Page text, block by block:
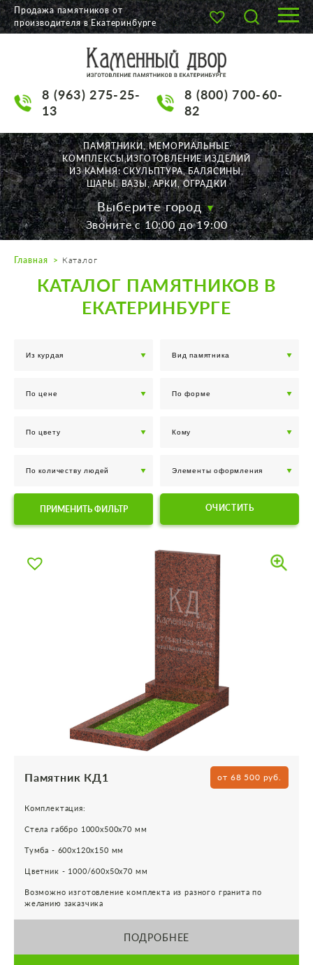
О КОМПАНИИ
НАШИ РАБОТЫ
АКЦИИ
ДОСТАВКА
КОНТАКТЫ
K2532513@yandex.ru
Пн. — Пт. с 10:00 до 19:00
Воскресенье по договор.
Продажа памятников от
производителя в Екатеринбурге
8 (963) 275-25-
13
8 (800) 700-60-
82
ПАМЯТНИКИ, МЕМОРИАЛЬНЫЕ
КОМПЛЕКСЫ,ИЗГОТОВЛЕНИЕ ИЗДЕЛИЙ
ИЗ КАМНЯ: СКУЛЬПТУРА, БАЛЯСИНЫ,
ШАРЫ, ВАЗЫ, АРКИ, ОГРАДКИ
Выберите город
Звоните с 10:00 до 19:00
Главная Каталог
КАТАЛОГ ПАМЯТНИКОВ В
ЕКАТЕРИНБУРГЕ
ПРИМЕНИТЬ ФИЛЬТР ОЧИСТИТЬ
Памятник КД1 от 68 500 руб.
Комплектация:
Стела габбро 1000х500х70 мм
Тумба - 600х120х150 мм
Цветник - 1000/600х50х70 мм
Возможно изготовление комплекта из разного гранита по
желанию заказчика
ПОДРОБНЕЕ